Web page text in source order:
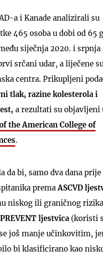
a i Kanade analizirali su
465 osoba u dobi od 65
siječnja 2020. i srpnja
srčani udar, a liječene
centra. Prikupljeni
tlak, razine kolesterola i
a rezultati su objavljeni
the American College of
.
da bi, samo dva dana
prema ASCVD
niskog ili graničnog
PREVENT ljestvica (koristi
još manje učinkovitim,
bi klasificirano kao